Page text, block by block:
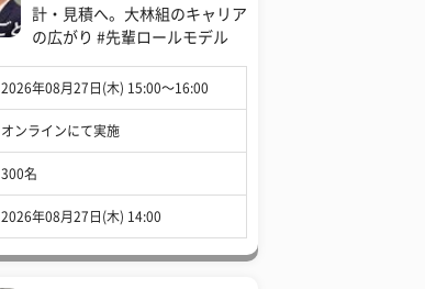
計・見積へ。大林組のキャリア
の広がり #先輩ロールモデル
2026年08月27日(木) 15:00〜16:00
オンラインにて実施
300名
2026年08月27日(木) 14:00